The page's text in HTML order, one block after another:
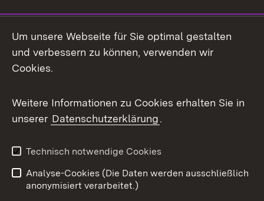
Facebook
X / Twitter
Youtube
Impressum
Kontakt
Um unsere Webseite für Sie optimal gestalten
und verbessern zu können, verwenden wir
Cookies.
Weitere Informationen zu Cookies erhalten Sie in
unserer Datenschutzerklärung.
Technisch notwendige Cookies
Analyse-Cookies (Die Daten werden ausschließlich
anonymisiert verarbeitet.)